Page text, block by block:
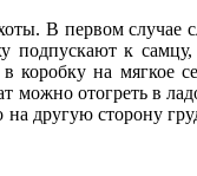
В первом случае
к
коробку на
отогреть в
другую сторону